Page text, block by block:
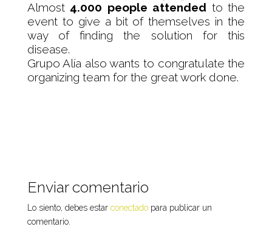
Almost 4.000 people attended to the
event to give a bit of themselves in the
way of finding the solution for this
disease.
Grupo Alía also wants to congratulate the
organizing team for the great work done.
Enviar comentario
Lo siento, debes estar conectadopara publicar un
comentario.